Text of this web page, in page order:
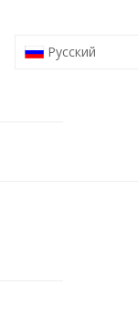
Pусский